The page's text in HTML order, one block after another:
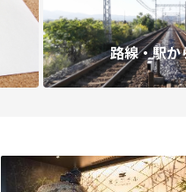
路線・駅か